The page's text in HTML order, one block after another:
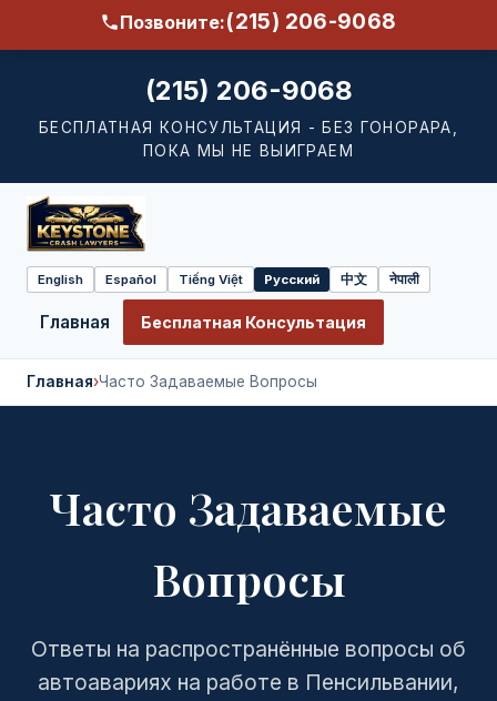
Позвоните:(215) 206-9068
(215) 206-9068
БЕСПЛАТНАЯ КОНСУЛЬТАЦИЯ - БЕЗ ГОНОРАРА,
ПОКА МЫ НЕ ВЫИГРАЕМ
Select
language
English Español Tiếng Việt Русский 中文 नेपाली
Главная Бесплатная Консультация
Главная›Часто Задаваемые Вопросы
Часто Задаваемые
Вопросы
Ответы на распространённые вопросы об
автоавариях на работе в Пенсильвании,